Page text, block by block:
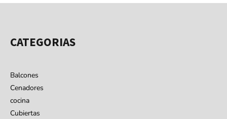
CATEGORIAS
Balcones
Cenadores
cocina
Cubiertas